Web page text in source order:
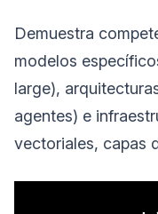
Demuestra
modelos
large),
agentes) e
vectoriales, capas